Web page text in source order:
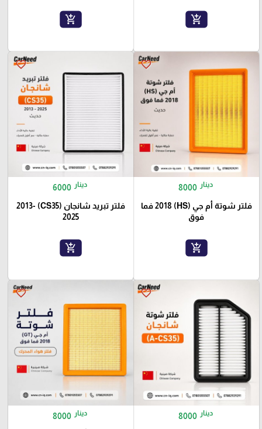
add_shopping_cart
add_shopping_cart
favorite_border
8000 دينار
فلتر شوتة أم جي (HS) 2018 فما
فوق
add_shopping_cart
favorite_border
6000 دينار
فلتر تبريد شانجان (CS35) 2013-
2025
add_shopping_cart
favorite_border
8000 دينار
favorite_border
8000 دينار